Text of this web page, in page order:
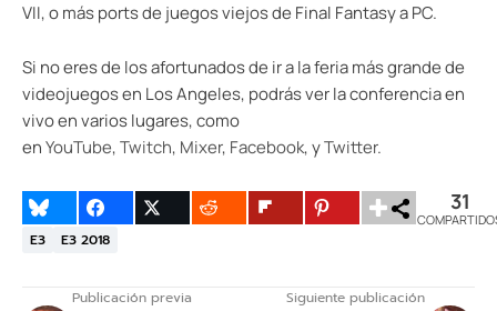
VII, o más ports de juegos viejos de Final Fantasy a PC.
Si no eres de los afortunados de ir a la feria más grande de
videojuegos en Los Angeles, podrás ver la conferencia en
vivo en varios lugares, como
enYouTube,Twitch, Mixer, Facebook, yTwitter.
31
E3 E3 2018
Publicación previa Siguiente publicación